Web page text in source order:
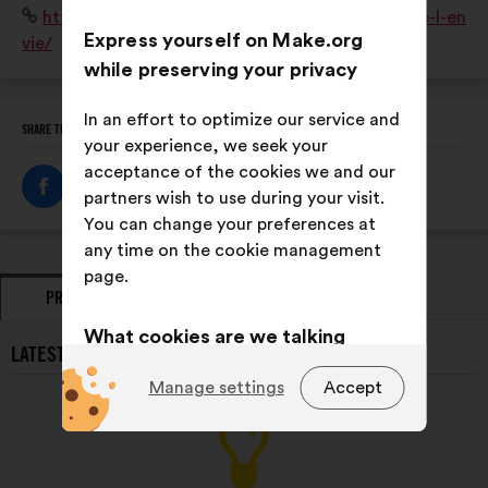
humaine. La première maison est à Drancy, Seine-
Saint-Denis.
Website:
https://www.linkedin.com/company/maisons-de-l-en
vie/
SHARE THIS PROFILE
PROPOSALS
LATEST PROPOSALS FROM MAISONS DE L'ENVIE:
Express yourself on Make.org
while preserving your privacy
In an effort to optimize our service and
your experience, we seek your
acceptance of the cookies we and our
partners wish to use during your visit.
You can change your preferences at
any time on the cookie management
page.
What cookies are we talking
about?
cookies that are
essential for the website’s
Accept
Manage settings